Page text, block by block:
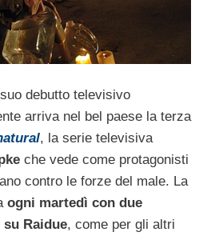
debutto televisivo
arriva nel bel paese la terza
, la serie televisiva
che vede come protagonisti
contro le forze del male. La
ogni martedì con due
su Raidue, come per gli altri